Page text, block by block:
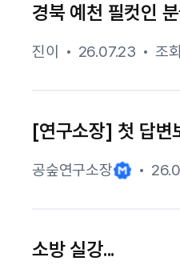
경북 예천 필컷인
진이 26.07.23 조
[연구소장] 첫 답변
공숲연구소장
소방 실강...